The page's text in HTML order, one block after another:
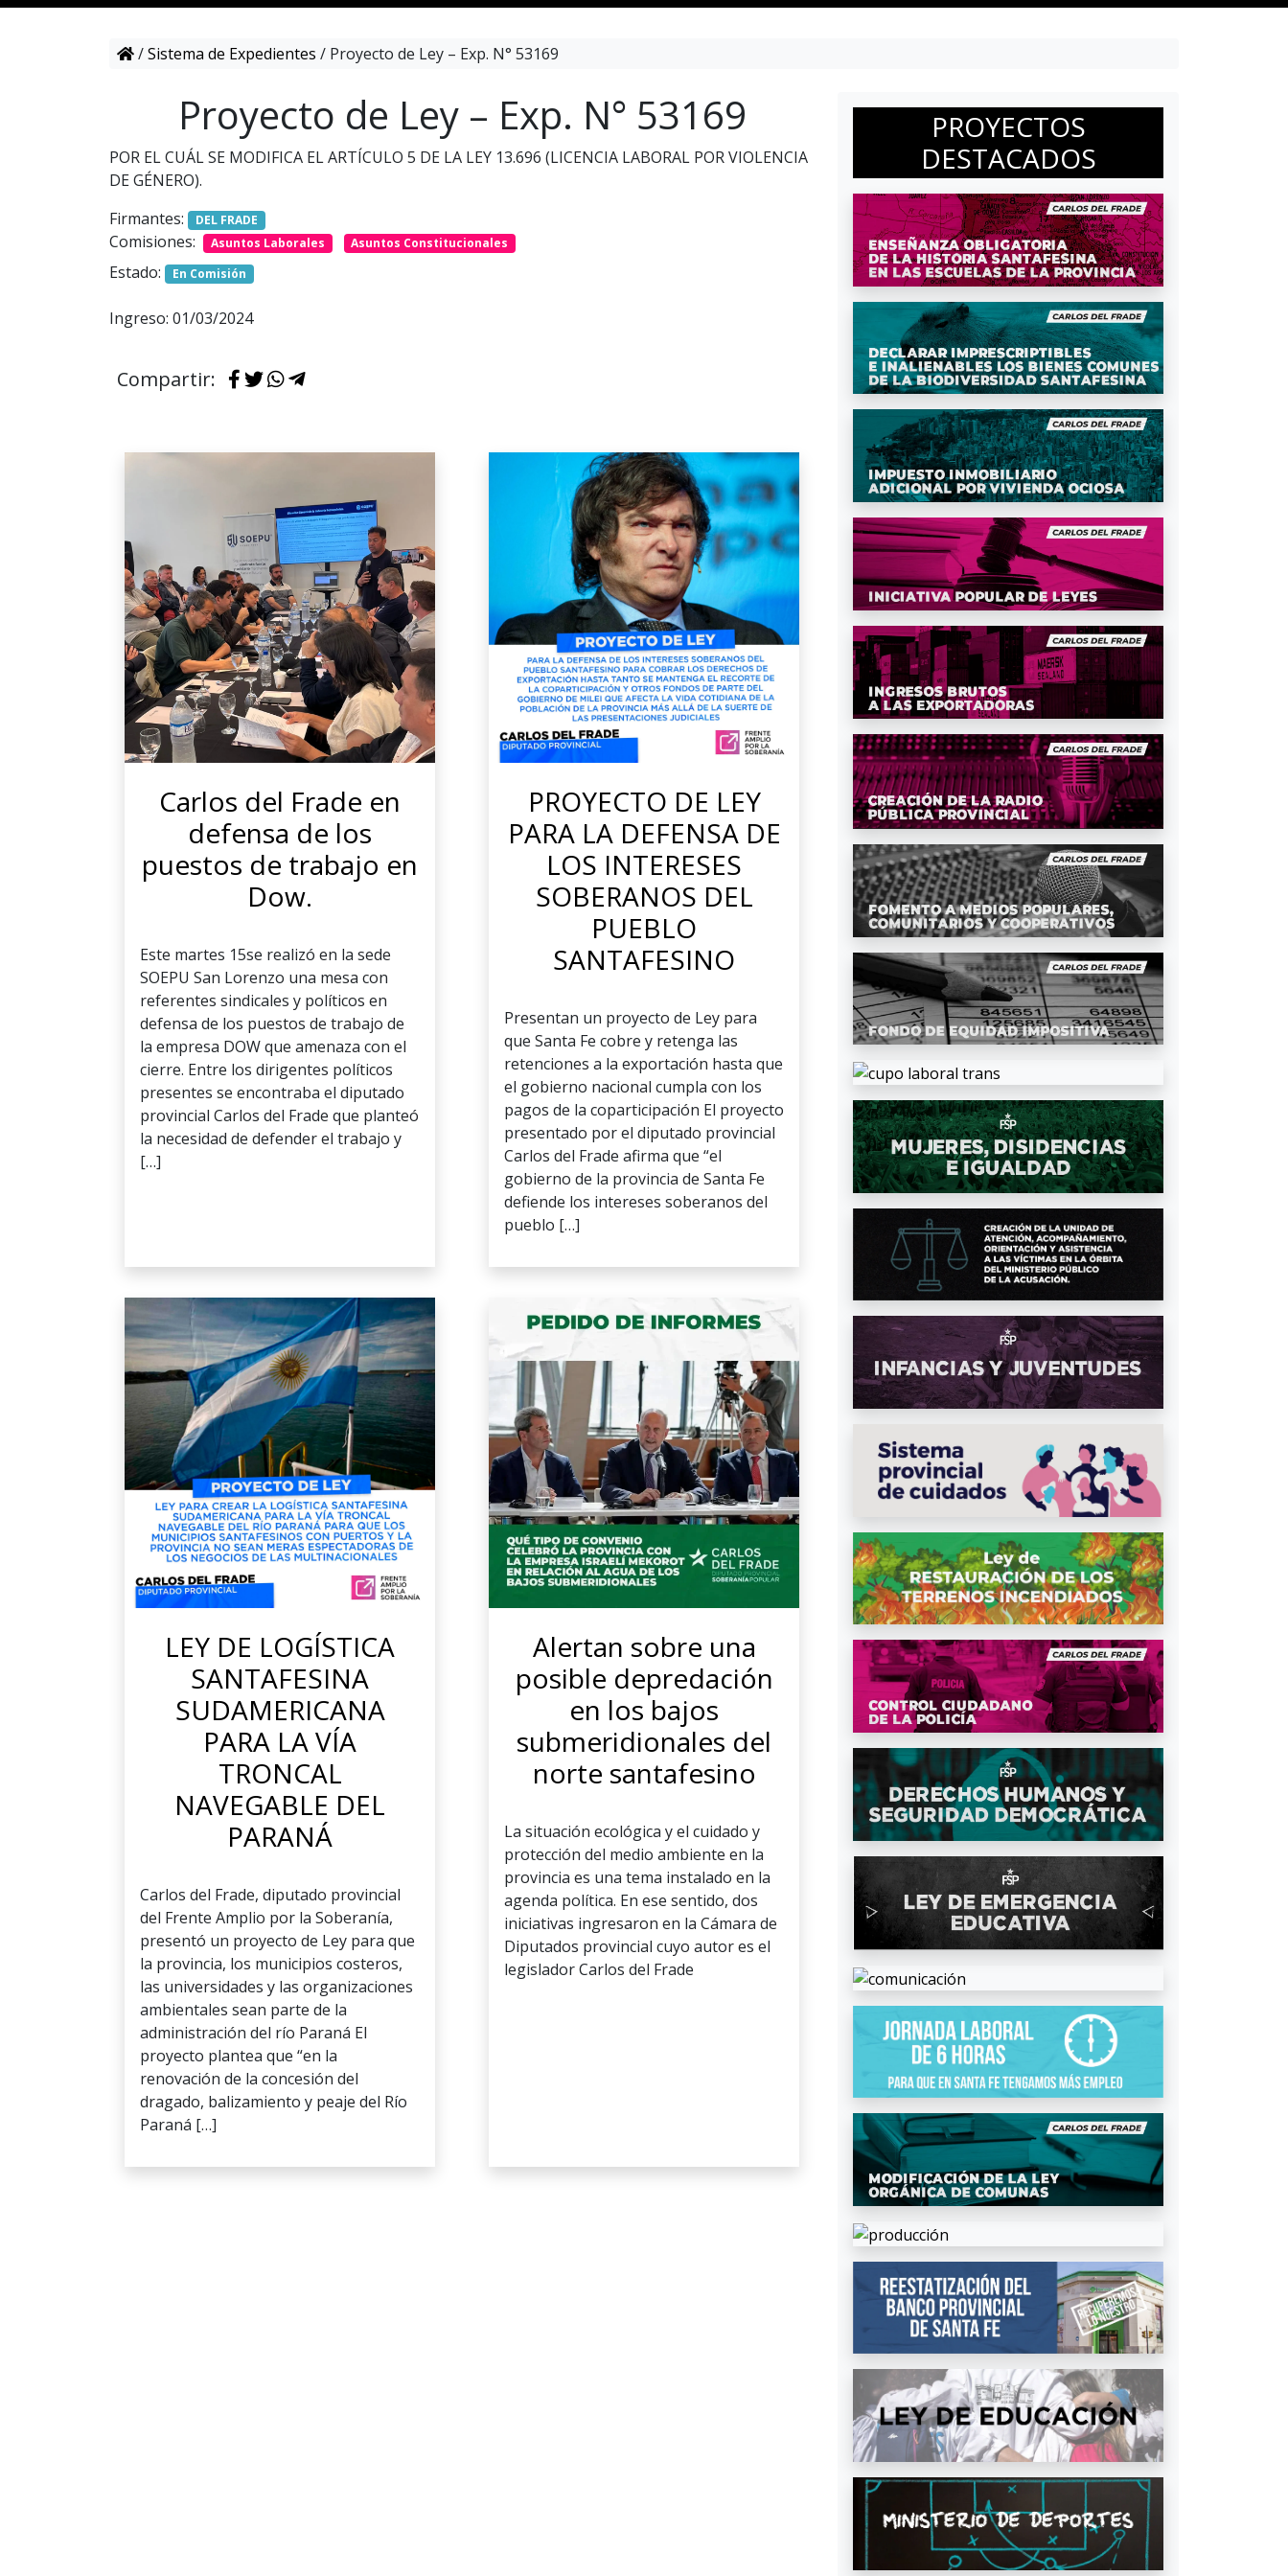
/Sistema de Expedientes / Proyecto de Ley – Exp. N° 53169
Proyecto de Ley – Exp. N° 53169
POR EL CUÁL SE MODIFICA EL ARTÍCULO 5 DE LA LEY 13.696 (LICENCIA LABORAL POR VIOLENCIA
DE GÉNERO).
Firmantes:
DEL FRADE
Comisiones: Asuntos Laborales Asuntos Constitucionales
Estado: En Comisión
Ingreso: 01/03/2024
Compartir:
Carlos del Frade en
defensa de los
puestos de trabajo en
Dow.
Este martes 15se realizó en la sede
SOEPU San Lorenzo una mesa con
referentes sindicales y políticos en
defensa de los puestos de trabajo de
la empresa DOW que amenaza con el
cierre. Entre los dirigentes políticos
presentes se encontraba el diputado
provincial Carlos del Frade que planteó
la necesidad de defender el trabajo y
[…]
PROYECTO DE LEY
PARA LA DEFENSA DE
LOS INTERESES
SOBERANOS DEL
PUEBLO
SANTAFESINO
Presentan un proyecto de Ley para
que Santa Fe cobre y retenga las
retenciones a la exportación hasta que
el gobierno nacional cumpla con los
pagos de la coparticipación El proyecto
presentado por el diputado provincial
Carlos del Frade afirma que “el
gobierno de la provincia de Santa Fe
defiende los intereses soberanos del
pueblo […]
LEY DE LOGÍSTICA
SANTAFESINA
SUDAMERICANA
PARA LA VÍA
TRONCAL
NAVEGABLE DEL
PARANÁ
Carlos del Frade, diputado provincial
del Frente Amplio por la Soberanía,
presentó un proyecto de Ley para que
la provincia, los municipios costeros,
las universidades y las organizaciones
ambientales sean parte de la
administración del río Paraná El
proyecto plantea que “en la
renovación de la concesión del
dragado, balizamiento y peaje del Río
Paraná […]
Alertan sobre una
posible depredación
en los bajos
submeridionales del
norte santafesino
La situación ecológica y el cuidado y
protección del medio ambiente en la
provincia es una tema instalado en la
agenda política. En ese sentido, dos
iniciativas ingresaron en la Cámara de
Diputados provincial cuyo autor es el
legislador Carlos del Frade
PROYECTOS
DESTACADOS